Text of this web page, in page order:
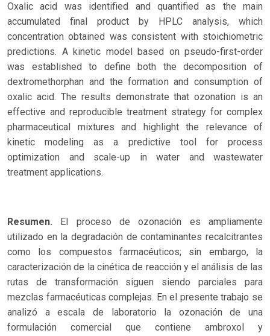
Oxalic acid was identified and quantified as the main
accumulated final product by HPLC analysis, which
concentration obtained was consistent with stoichiometric
predictions. A kinetic model based on pseudo-first-order
was established to define both the decomposition of
dextromethorphan and the formation and consumption of
oxalic acid. The results demonstrate that ozonation is an
effective and reproducible treatment strategy for complex
pharmaceutical mixtures and highlight the relevance of
kinetic modeling as a predictive tool for process
optimization and scale-up in water and wastewater
treatment applications.
Resumen. El proceso de ozonación es ampliamente
utilizado en la degradación de contaminantes recalcitrantes
como los compuestos farmacéuticos; sin embargo, la
caracterización de la cinética de reacción y el análisis de las
rutas de transformación siguen siendo parciales para
mezclas farmacéuticas complejas. En el presente trabajo se
analizó a escala de laboratorio la ozonación de una
formulación comercial que contiene ambroxol y